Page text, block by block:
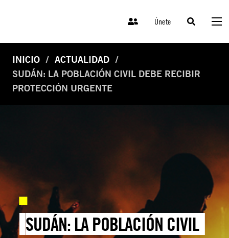
Únete
INICIO
ACTUALIDAD
SUDÁN: LA POBLACIÓN CIVIL DEBE RECIBIR
PROTECCIÓN URGENTE
SUDÁN: LA POBLACIÓN CIVIL